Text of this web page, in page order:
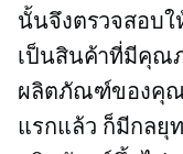
นั้นจึงตรวจสอบ
เป็นสินค้าที่มีคุณ
ผลิตภัณฑ์ของคุ
แรกแล้ว ก็มีกลยุ